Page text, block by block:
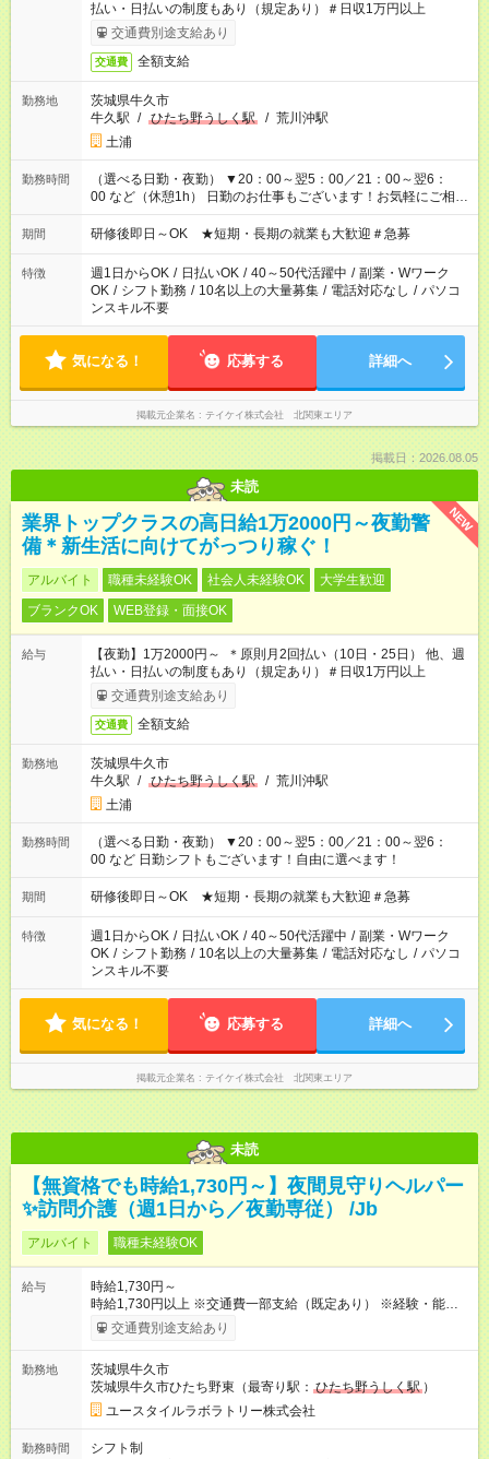
払い・日払いの制度もあり（規定あり）＃日収1万円以上
交通費別途支給あり
交通費 全額支給
勤務地
茨城県牛久市
牛久駅 / ひたち野うしく駅 / 荒川沖駅
土浦
勤務時間
（選べる日勤・夜勤） ▼20：00～翌5：00／21：00～翌6：
00 など（休憩1h） 日勤のお仕事もございます！お気軽にご相談
ください！
期間 研修後即日～OK ★短期・長期の就業も大歓迎＃急募
特徴 週1日からOK / 日払いOK / 40～50代活躍中 / 副業・Wワーク
OK / シフト勤務 / 10名以上の大量募集 / 電話対応なし / パソコ
ンスキル不要
気になる！ 応募する 詳細へ
掲載元企業名 テイケイ株式会社 北関東エリア
掲載日：2026.08.05
未読
NEW
業界トップクラスの高日給1万2000円～夜勤警
備＊新生活に向けてがっつり稼ぐ！
アルバイト 職種未経験OK 社会人未経験OK
大学生歓迎
ブランクOK
WEB登録・面接OK
給与
【夜勤】1万2000円～ ＊原則月2回払い（10日・25日） 他、週
払い・日払いの制度もあり（規定あり）＃日収1万円以上
交通費別途支給あり
交通費 全額支給
勤務地
茨城県牛久市
牛久駅 / ひたち野うしく駅 / 荒川沖駅
土浦
勤務時間
（選べる日勤・夜勤） ▼20：00～翌5：00／21：00～翌6：
00 など 日勤シフトもございます！自由に選べます！
期間 研修後即日～OK ★短期・長期の就業も大歓迎＃急募
特徴 週1日からOK / 日払いOK / 40～50代活躍中 / 副業・Wワーク
OK / シフト勤務 / 10名以上の大量募集 / 電話対応なし / パソコ
ンスキル不要
気になる！ 応募する 詳細へ
掲載元企業名 テイケイ株式会社 北関東エリア
未読
【無資格でも時給1,730円～】夜間見守りヘルパー
✨訪問介護（週1日から／夜勤専従） /Jb
アルバイト 職種未経験OK
給与
時給1,730円～
時給1,730円以上 ※交通費一部支給（既定あり） ※経験・能力を
考慮して決定します 【収入例】 週1回勤務の場合：1,730円×8時
間×4回=5万5,360円 週3回勤務の場合：1,730円×8時間×12回
月 ※ 雇用形態と給与に、本採用時と異なる部分があります。 雇
用形態：本採用時と同じです。 給与：時給 1,510円以上
交通費別途支給あり
勤務地
茨城県牛久市
茨城県牛久市ひたち野東（最寄り駅： ひたち野うしく駅 ）
ユースタイルラボラトリー株式会社
勤務時間
シフト制